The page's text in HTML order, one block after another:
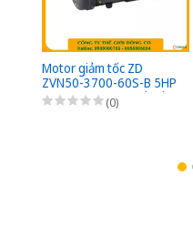
Motor giảm tốc ZD
ZVN50-3700-60S-B 5HP
(3,7kW) - 1/60 - kiểu lắp
Mặt bích 3 Pha
(0)